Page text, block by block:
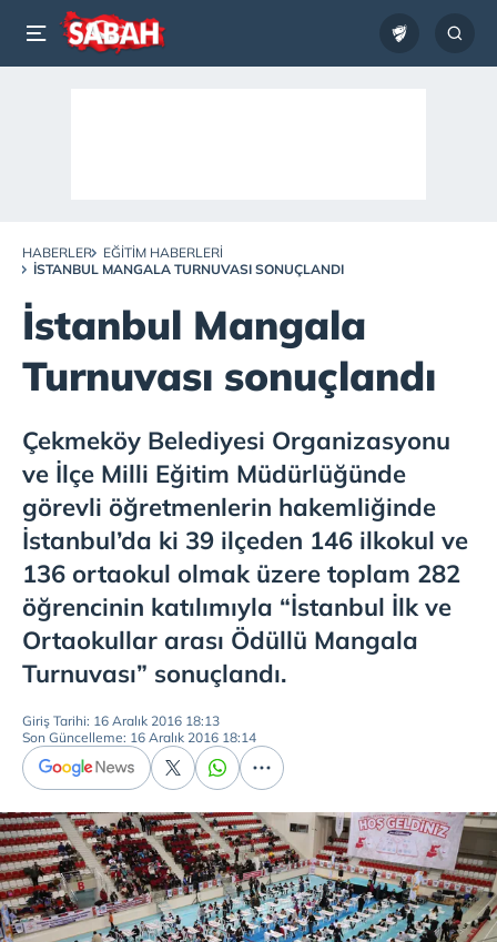
HABERLER
EĞITIM HABERLERI
İSTANBUL MANGALA TURNUVASI SONUÇLANDI
İstanbul Mangala
Turnuvası sonuçlandı
Çekmeköy Belediyesi Organizasyonu
ve İlçe Milli Eğitim Müdürlüğünde
görevli öğretmenlerin hakemliğinde
İstanbul’da ki 39 ilçeden 146 ilkokul ve
136 ortaokul olmak üzere toplam 282
öğrencinin katılımıyla “İstanbul İlk ve
Ortaokullar arası Ödüllü Mangala
Turnuvası” sonuçlandı.
Giriş Tarihi: 16 Aralık 2016 18:13
Son Güncelleme: 16 Aralık 2016 18:14